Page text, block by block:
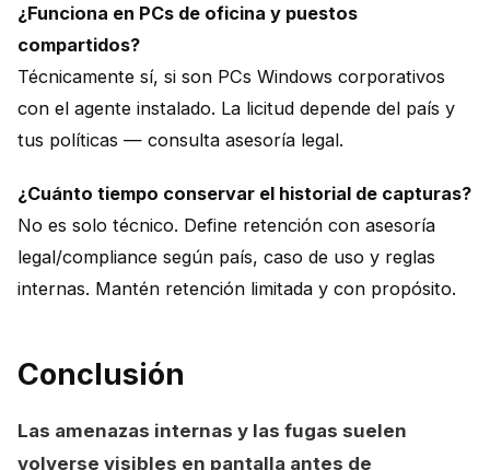
¿Funciona en PCs de oficina y puestos
compartidos?
Técnicamente sí, si son PCs Windows corporativos
con el agente instalado. La licitud depende del país y
tus políticas — consulta asesoría legal.
¿Cuánto tiempo conservar el historial de capturas?
No es solo técnico. Define retención con asesoría
legal/compliance según país, caso de uso y reglas
internas. Mantén retención limitada y con propósito.
Conclusión
Las amenazas internas y las fugas suelen
volverse visibles en pantalla antes de